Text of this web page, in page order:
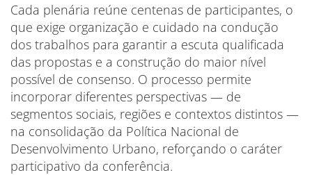
Cada plenária reúne centenas de participantes, o
que exige organização e cuidado na condução
dos trabalhos para garantir a escuta qualificada
das propostas e a construção do maior nível
possível de consenso. O processo permite
incorporar diferentes perspectivas — de
segmentos sociais, regiões e contextos distintos —
na consolidação da Política Nacional de
Desenvolvimento Urbano, reforçando o caráter
participativo da conferência.